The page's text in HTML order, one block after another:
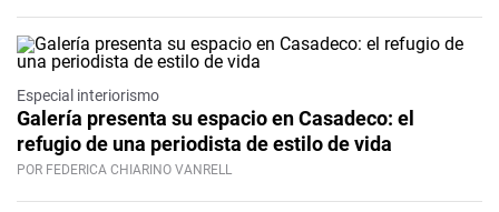
Especial interiorismo
Galería presenta su espacio en Casadeco: el
refugio de una periodista de estilo de vida
POR FEDERICA CHIARINO VANRELL